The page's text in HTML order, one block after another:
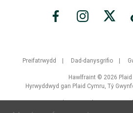
Preifatrwydd Dad-danysgrifio
Hawlfraint © 2026 Plaid
Hyrwyddwyd gan Plaid Cymru, Tŷ